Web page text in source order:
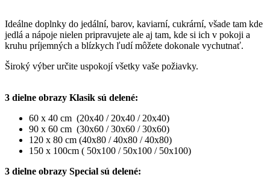
Ideálne doplnky do jedální, barov, kaviarní, cukrární, všade tam kde
jedlá a nápoje nielen pripravujete ale aj tam, kde si ich v pokoji a
kruhu príjemných a blízkych ľudí môžete dokonale vychutnať.
Široký výber určite uspokojí všetky vaše požiavky.
3 dielne obrazy Klasik sú delené:
60 x 40 cm (20x40 / 20x40 / 20x40)
90 x 60 cm (30x60 / 30x60 / 30x60)
120 x 80 cm (40x80 / 40x80 / 40x80)
150 x 100cm ( 50x100 / 50x100 / 50x100)
3 dielne obrazy Special sú delené: